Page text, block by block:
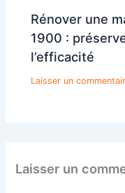
Rénover une
1900 :
l’efficacité
Laisser un
Laisser un